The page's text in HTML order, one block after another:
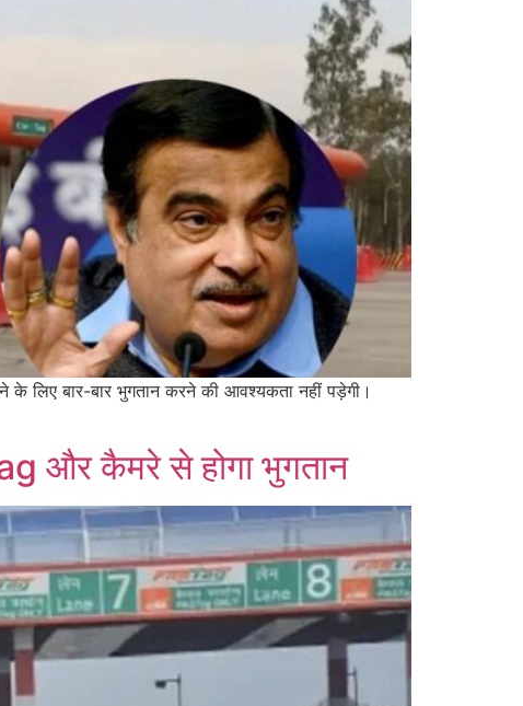
के लिए बार-बार भुगतान करने की आवश्यकता नहीं पड़ेगी।
और कैमरे से होगा भुगतान